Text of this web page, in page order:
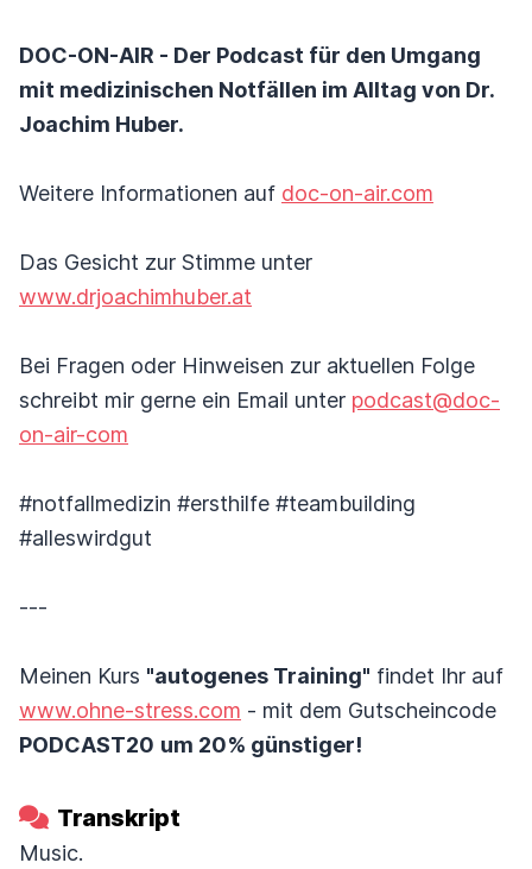
DOC-ON-AIR - Der Podcast für den Umgang
mit medizinischen Notfällen im Alltag von Dr.
Joachim Huber.
Weitere Informationen auf doc-on-air.com
Das Gesicht zur Stimme unter
www.drjoachimhuber.at
Bei Fragen oder Hinweisen zur aktuellen Folge
schreibt mir gerne ein Email unter podcast@doc-
on-air-com
#notfallmedizin #ersthilfe #teambuilding
#alleswirdgut
---
Meinen Kurs "autogenes Training" findet Ihr auf
www.ohne-stress.com - mit dem Gutscheincode
PODCAST20 um 20% günstiger!
Transkript
Music.